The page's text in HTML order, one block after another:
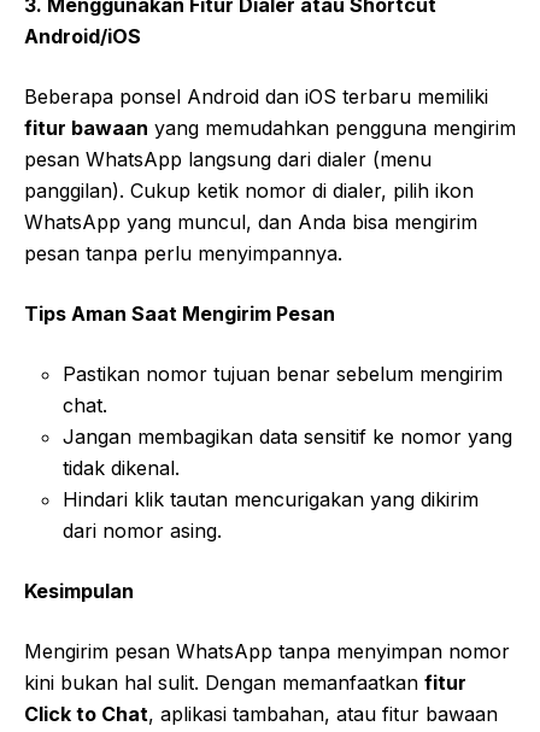
3. Menggunakan Fitur Dialer atau Shortcut
Android/iOS
Beberapa ponsel Android dan iOS terbaru memiliki
fitur bawaan yang memudahkan pengguna mengirim
pesan WhatsApp langsung dari dialer (menu
panggilan). Cukup ketik nomor di dialer, pilih ikon
WhatsApp yang muncul, dan Anda bisa mengirim
pesan tanpa perlu menyimpannya.
Tips Aman Saat Mengirim Pesan
Pastikan nomor tujuan benar sebelum mengirim
chat.
Jangan membagikan data sensitif ke nomor yang
tidak dikenal.
Hindari klik tautan mencurigakan yang dikirim
dari nomor asing.
Kesimpulan
Mengirim pesan WhatsApp tanpa menyimpan nomor
kini bukan hal sulit. Dengan memanfaatkan fitur
Click to Chat, aplikasi tambahan, atau fitur bawaan